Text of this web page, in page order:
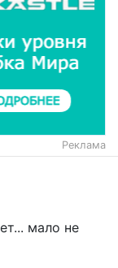
Реклама
мало не